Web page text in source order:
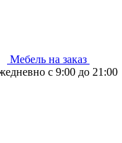
Мебель на заказ
с 9:00 до 21:00